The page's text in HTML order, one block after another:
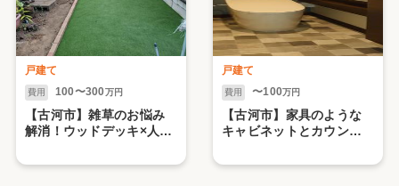
戸建て
費用 100〜300万円
【古河市】雑草のお悩み
解消！ウッドデッキ×人工
に！家族みんなが過ごし
戸建て
費用 〜100万円
【古河市】家具のような
キャビネットとカウンタ
レに